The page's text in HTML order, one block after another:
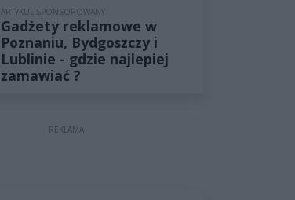
ARTYKUŁ SPONSOROWANY
Gadżety reklamowe w
Poznaniu, Bydgoszczy i
Lublinie - gdzie najlepiej
zamawiać ?
REKLAMA